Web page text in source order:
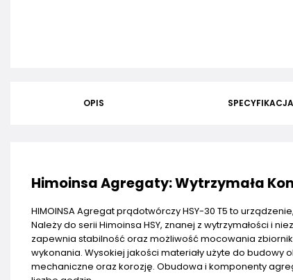
OPIS SPECYFIKACJA
Himoinsa Agregaty: Wytrzymała
HIMOINSA Agregat prądotwórczy HSY-30 T5 to
Należy do serii Himoinsa HSY, znanej z wytrzymałości i
zapewnia stabilność oraz możliwość mocowania
wykonania. Wysokiej jakości materiały użyte do
mechaniczne oraz korozję. Obudowa i komponenty